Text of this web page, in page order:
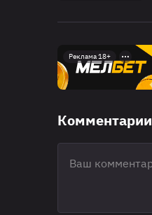
Реклама 18+
Комментарии